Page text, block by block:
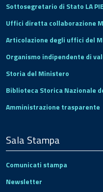
Sottosegretario di Stato LA
Uffici diretta collaborazione
Articolazione degli uffici del
Organismo indipendente di
Storia del Ministero
Biblioteca Storica Nazionale
Amministrazione trasparente
Sala Stampa
Comunicati stampa
Newsletter